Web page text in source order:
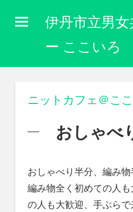
伊丹市立男
ー ここいろ
関
分
ら
し
ニットカフェ＠こ
おしゃべ
おしゃべり半分、編み物
編み物全く初めての人
の人も大歓迎、手ぶら